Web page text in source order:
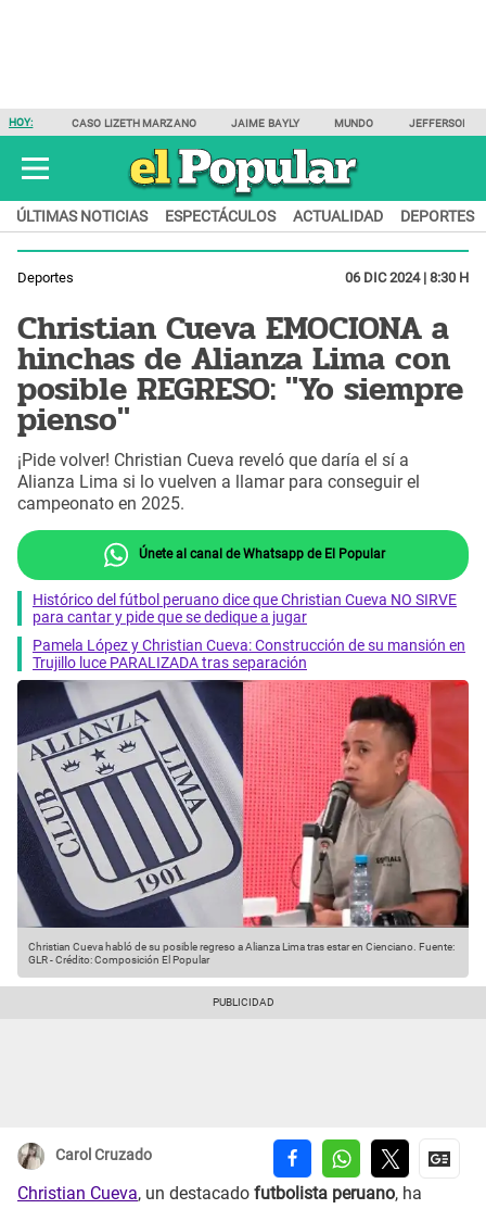
HOY: CASO LIZETH MARZANO JAIME BAYLY MUNDO JEFFERSON
ÚLTIMAS NOTICIAS ESPECTÁCULOS ACTUALIDAD DEPORTES
Deportes 06 DIC 2024 | 8:30 H
Christian Cueva EMOCIONA a
hinchas de Alianza Lima con
posible REGRESO: "Yo siempre
pienso"
¡Pide volver! Christian Cueva reveló que daría el sí a
Alianza Lima si lo vuelven a llamar para conseguir el
campeonato en 2025.
Únete al canal de Whatsapp de El Popular
Histórico del fútbol peruano dice que Christian Cueva NO SIRVE
para cantar y pide que se dedique a jugar
Pamela López y Christian Cueva: Construcción de su mansión en
Trujillo luce PARALIZADA tras separación
Christian Cueva habló de su posible regreso a Alianza Lima tras estar en Cienciano. Fuente:
GLR-Crédito: Composición El Popular
Carol Cruzado
Christian Cueva, un destacado futbolista peruano, ha